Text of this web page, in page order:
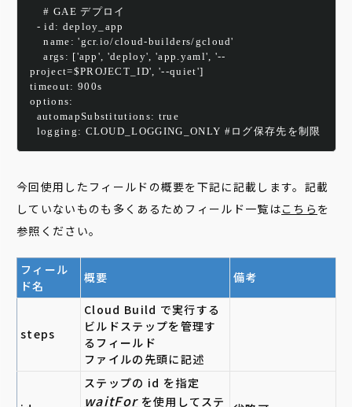
# GAE デプロイ
- id: deploy_app
name: 'gcr.io/cloud-builders/gcloud'
args: ['app', 'deploy', 'app.yaml', '--
project=$PROJECT_ID', '--quiet']
timeout: 900s
options:
automapSubstitutions: true
logging: CLOUD_LOGGING_ONLY #ログ保存先を制限
今回使用したフィールドの概要を下記に記載します。記載
していないものも多くあるためフィールド一覧はこちら を
参照ください。
フィール
ド名
概要 備考
steps
Cloud Build で実行する
ビルドステップを管理す
るフィールド
ファイルの先頭に記述
ステップの id を指定
waitFor を使用してステ